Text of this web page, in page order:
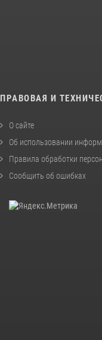
ПРАВОВАЯ И
О сайте
Об использовании
Правила обработки
Сообщить об ошибках